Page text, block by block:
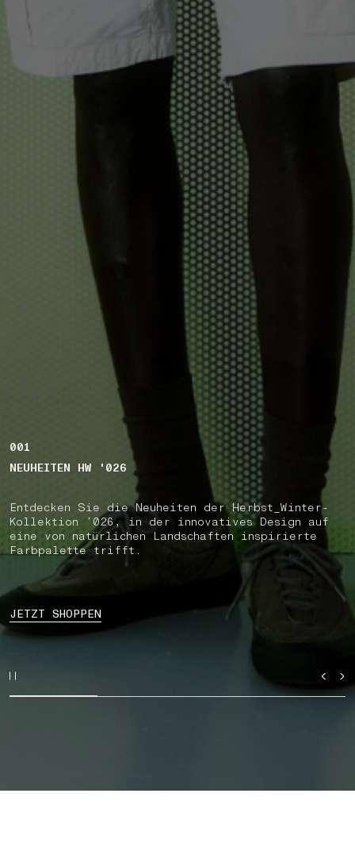
001
NEUHEITEN HW '026
Entdecken Sie die Neuheiten der Herbst_Winter-
Kollektion ’026, in der innovatives Design auf
eine von natürlichen Landschaften inspirierte
Farbpalette trifft.
JETZT SHOPPEN